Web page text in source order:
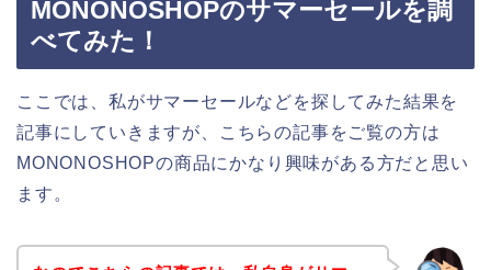
MONONOSHOPのサマーセールを調
べてみた！
ここでは、私がサマーセールなどを探してみた結果を
記事にしていきますが、こちらの記事をご覧の方は
MONONOSHOPの商品にかなり興味がある方だと思い
ます。